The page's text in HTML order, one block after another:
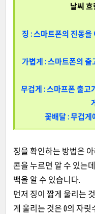
날씨 흐
징 : 스마트폰의 진동
가볍게 : 스마트폰의 출
무겁게 : 스마프폰 출고
꽃배달 : 무겁게
징을 확인하는 방법은
콘을 누르면 알 수 있는
백을 알 수 있습니다.
먼저 징이 짧게 울리는
게 울리는 것은 0의 자릿